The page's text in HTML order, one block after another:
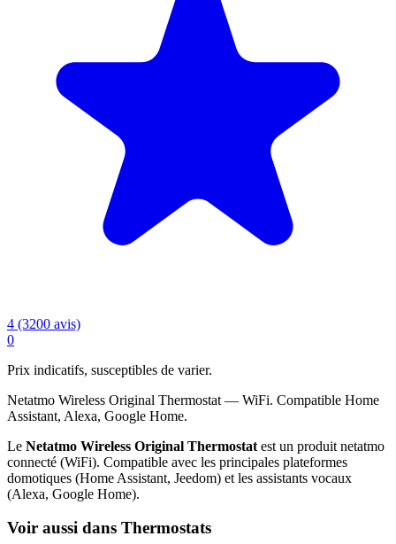
4 (3200 avis)
0
Prix indicatifs, susceptibles de varier.
Netatmo Wireless Original Thermostat — WiFi. Compatible Home
Assistant, Alexa, Google Home.
Le Netatmo Wireless Original Thermostat est un produit netatmo
connecté (WiFi). Compatible avec les principales plateformes
domotiques (Home Assistant, Jeedom) et les assistants vocaux
(Alexa, Google Home).
Voir aussi dans Thermostats